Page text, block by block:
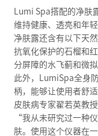
Lumi Spa搭配的净肤
维持健康、透亮和年
净肤露还含有以下天
抗氧化保护的石榴和
分屏障的水飞蓟和微
此外，LumiSpa全身
柄，能够让使用者舒适
皮肤病专家翟若英教授
“我从未研究过一种
肤。使用这个仪器在